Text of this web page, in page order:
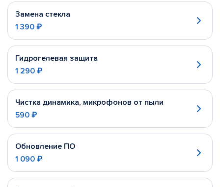
Замена стекла
1 390 ₽
Гидрогелевая защита
1 290 ₽
Чистка динамика, микрофонов от пыли
590 ₽
Обновление ПО
1 090 ₽